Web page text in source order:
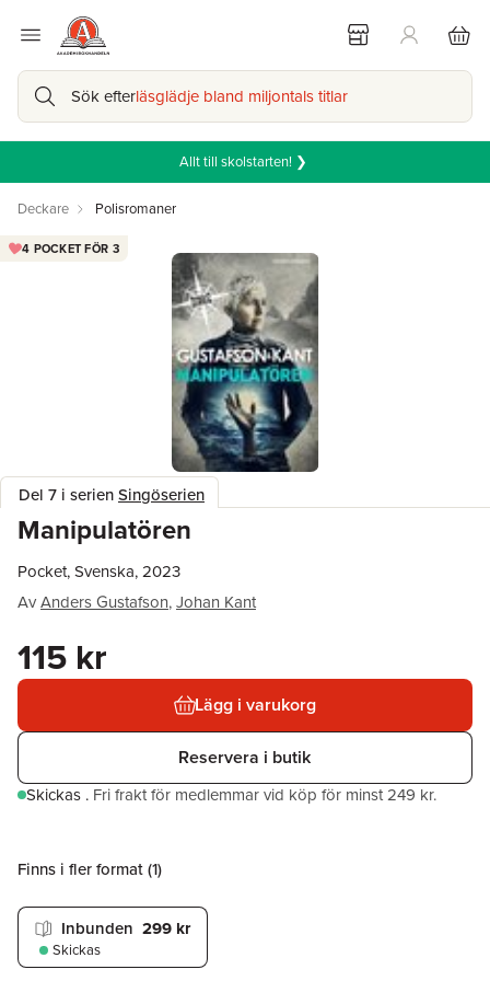
Sök efterläsglädje bland miljontals titlar
Allt till skolstarten! ❯
Deckare Polisromaner
Del 7 i serienSingöserien
Manipulatören
4 POCKET FÖR 3
Pocket, Svenska, 2023
AvAnders Gustafson,Johan Kant
115 kr
Lägg i varukorg
Reservera i butik
Skickas . Fri frakt för medlemmar vid köp för minst 249 kr.
Finns i fler format (1)
Inbunden 299 kr
Skickas